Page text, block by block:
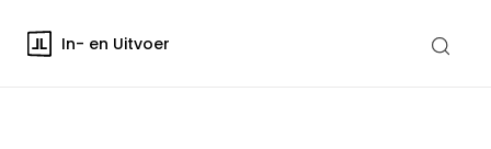
In- en Uitvoer